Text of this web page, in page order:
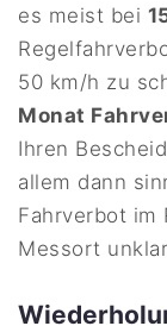
es meist bei
50 km/h zu
Monat
Ihren
allem dann
Fahrverbot im
Messort